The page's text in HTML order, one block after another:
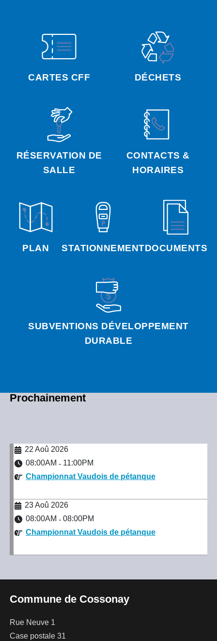
CARTES CFF DÉCHETS
RÉSERVATION DE
SALLE
CONTACTS &
HORAIRES
PLAN STATIONNEMENTDOCUMENTS
SUBVENTIONS DÉVELOPPEMENT
DURABLE
Prochainement
22 Aoû 2026
08:00AM - 11:00PM
Championnat Vaudois de pétanque
23 Aoû 2026
08:00AM - 08:00PM
Championnat Vaudois de pétanque
Commune de Cossonay
Rue Neuve 1
Case postale 31